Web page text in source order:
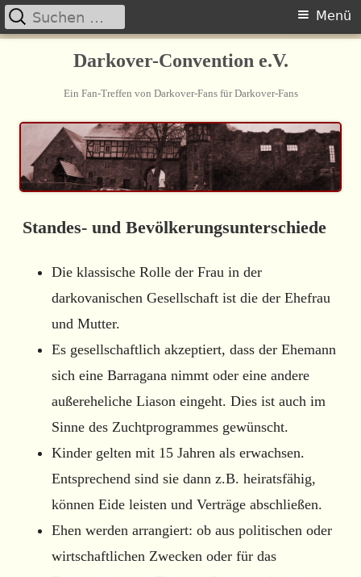
Darkover-Convention e.V.
Ein Fan-Treffen von Darkover-Fans für Darkover-Fans
Primäres
Menü
Suchen
nach:
Standes- und Bevölkerungsunterschiede
Die klassische Rolle der Frau in der
darkovanischen Gesellschaft ist die der Ehefrau
und Mutter.
Es gesellschaftlich akzeptiert, dass der Ehemann
sich eine Barragana nimmt oder eine andere
außereheliche Liason eingeht. Dies ist auch im
Sinne des Zuchtprogrammes gewünscht.
Kinder gelten mit 15 Jahren als erwachsen.
Entsprechend sind sie dann z.B. heiratsfähig,
können Eide leisten und Verträge abschließen.
Ehen werden arrangiert: ob aus politischen oder
wirtschaftlichen Zwecken oder für das